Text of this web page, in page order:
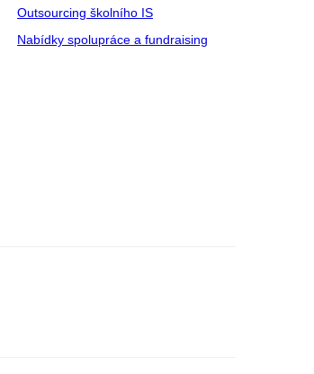
Outsourcing školního IS
Nabídky spolupráce a fundraising